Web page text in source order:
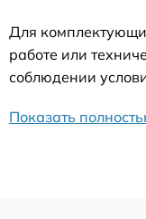
Для
работе или
соблюдении
Показать